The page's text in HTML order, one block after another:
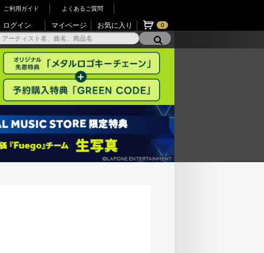
ご利用ガイド よくあるご質問
ログイン マイページ お気に入り 0